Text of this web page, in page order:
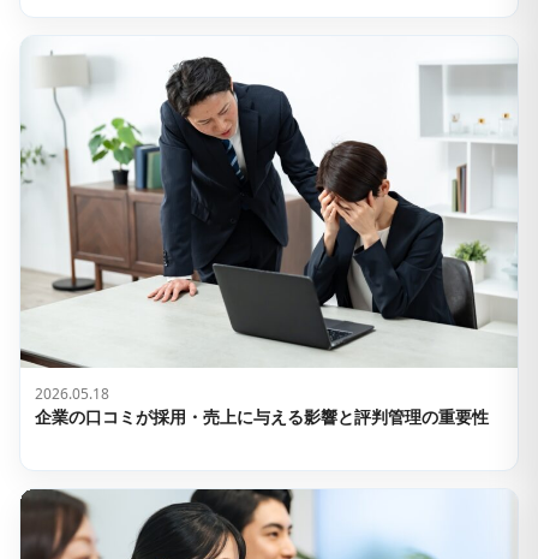
2026.05.18
企業の口コミが採用・売上に与える影響と評判管理の重要性